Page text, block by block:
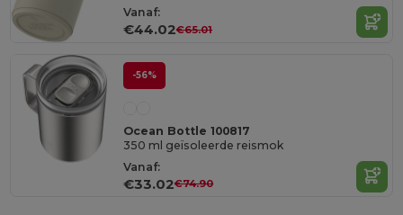
Vanaf:
€44.02€65.01
-56%
Ocean Bottle 100817
350 ml geïsoleerde reismok
Vanaf:
€33.02€74.90